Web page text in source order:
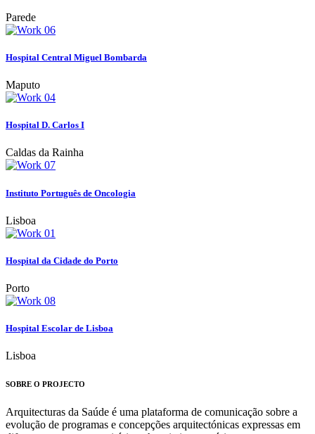
Parede
Hospital Central Miguel Bombarda
Maputo
Hospital D. Carlos I
Caldas da Rainha
Instituto Português de Oncologia
Lisboa
Hospital da Cidade do Porto
Porto
Hospital Escolar de Lisboa
Lisboa
SOBRE O PROJECTO
Arquitecturas da Saúde é uma plataforma de comunicação sobre a
evolução de programas e concepções arquitectónicas expressas em